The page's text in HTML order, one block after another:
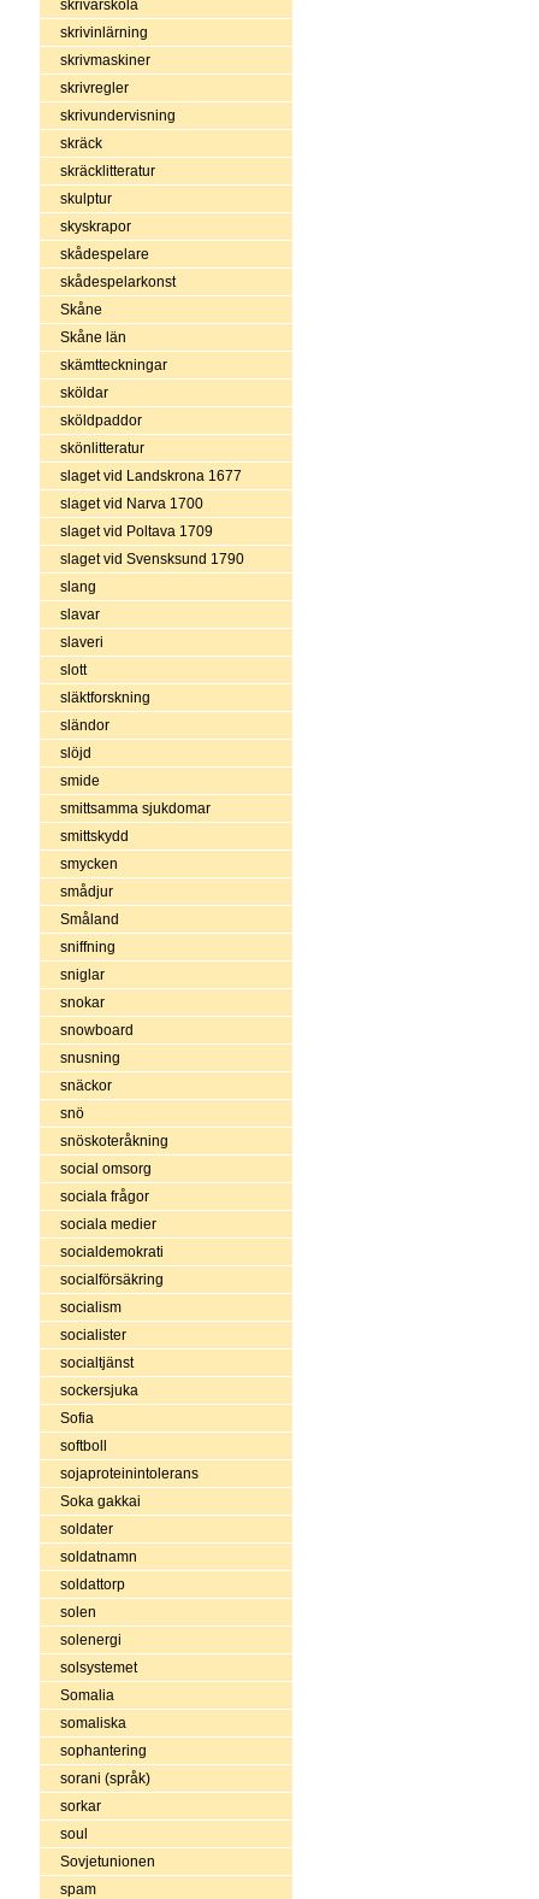
skrivarskola
skrivinlärning
skrivmaskiner
skrivregler
skrivundervisning
skräck
skräcklitteratur
skulptur
skyskrapor
skådespelare
skådespelarkonst
Skåne
Skåne län
skämtteckningar
sköldar
sköldpaddor
skönlitteratur
slaget vid Landskrona 1677
slaget vid Narva 1700
slaget vid Poltava 1709
slaget vid Svensksund 1790
slang
slavar
slaveri
slott
släktforskning
sländor
slöjd
smide
smittsamma sjukdomar
smittskydd
smycken
smådjur
Småland
sniffning
sniglar
snokar
snowboard
snusning
snäckor
snö
snöskoteråkning
social omsorg
sociala frågor
sociala medier
socialdemokrati
socialförsäkring
socialism
socialister
socialtjänst
sockersjuka
Sofia
softboll
sojaproteinintolerans
Soka gakkai
soldater
soldatnamn
soldattorp
solen
solenergi
solsystemet
Somalia
somaliska
sophantering
sorani (språk)
sorkar
soul
Sovjetunionen
spam